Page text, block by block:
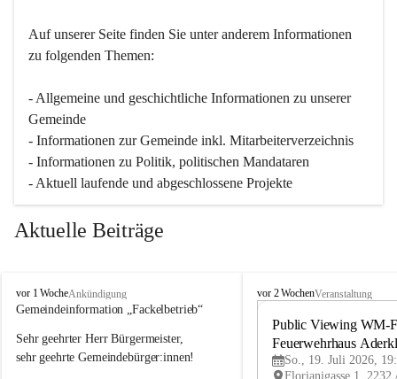
Auf unserer Seite finden Sie un­ter an­de­rem Informationen
zu folgenden Themen:
- Allgemeine und geschichtliche Informationen zu unserer
Gemeinde
- Informationen zur Gemeinde inkl. Mitarbeiterverzeichnis
- Informationen zu Politik, politischen Mandataren
- Aktuell laufende und abgeschlossene Projekte
Aktuelle Beiträge
A
d
r
k
vor 1 WocheAnkündigung
Gemeindeinformation „Fackelbetrieb“
Sehr geehrter Herr Bürgermeister,
sehr geehrte Gemeindebürger:innen!
A
vor 2 WochenVeranstaltung
Public Viewing WM-
Feuerwehrhaus
So., 19. Juli 2026,